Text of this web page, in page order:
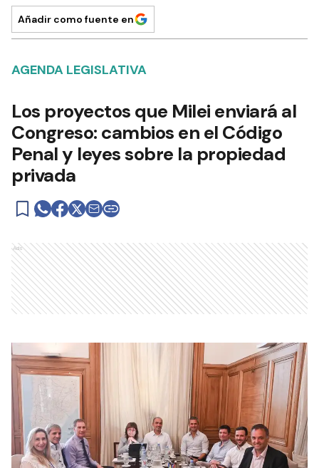
Añadir como fuente en
AGENDA LEGISLATIVA
Los proyectos que Milei enviará al
Congreso: cambios en el Código
Penal y leyes sobre la propiedad
privada
Ads